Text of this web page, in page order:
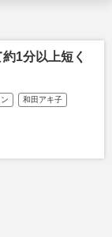
1分以上短く
和田アキ子